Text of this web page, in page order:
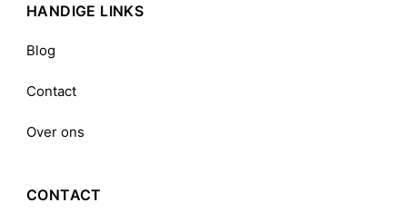
HANDIGE LINKS
Blog
Contact
Over ons
CONTACT